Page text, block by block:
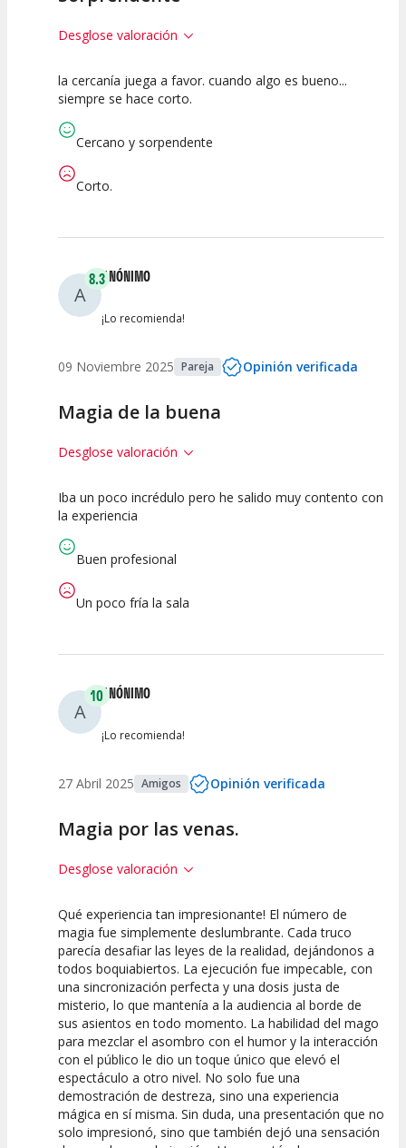
Desglose valoración
10
Espectáculo
7.5
Escena
7.5
la cercanía juega a favor. cuando algo es bueno...
siempre se hace corto.
Cercano y sorpendente
Corto.
A
8.3ANÓNIMO
¡Lo recomienda!
09 Noviembre 2025 Pareja Opinión verificada
Magia de la buena
Desglose valoración
7.5
Espectáculo
7.5
Escena
10
Iba un poco incrédulo pero he salido muy contento con
la experiencia
Buen profesional
Un poco fría la sala
A
10ANÓNIMO
¡Lo recomienda!
27 Abril 2025 Amigos Opinión verificada
Magia por las venas.
Desglose valoración
10
Calidad del
Espectáculo
10
Puesta en
Escena
10
Interpretación
artística
Qué experiencia tan impresionante! El número de
magia fue simplemente deslumbrante. Cada truco
parecía desafiar las leyes de la realidad, dejándonos a
todos boquiabiertos. La ejecución fue impecable, con
una sincronización perfecta y una dosis justa de
misterio, lo que mantenía a la audiencia al borde de
sus asientos en todo momento. La habilidad del mago
para mezclar el asombro con el humor y la interacción
con el público le dio un toque único que elevó el
espectáculo a otro nivel. No solo fue una
demostración de destreza, sino una experiencia
mágica en sí misma. Sin duda, una presentación que no
solo impresionó, sino que también dejó una sensación